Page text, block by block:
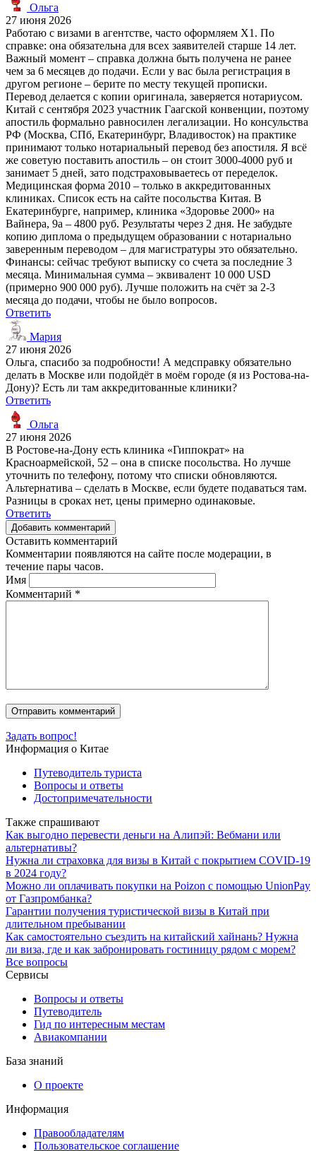
Ольга
27 июня 2026
Работаю с визами в агентстве, часто оформляем X1. По
справке: она обязательна для всех заявителей старше 14 лет.
Важный момент – справка должна быть получена не ранее
чем за 6 месяцев до подачи. Если у вас была регистрация в
другом регионе – берите по месту текущей прописки.
Перевод делается с копии оригинала, заверяется нотариусом.
Китай с сентября 2023 участник Гаагской конвенции, поэтому
апостиль формально равносилен легализации. Но консульства
РФ (Москва, СПб, Екатеринбург, Владивосток) на практике
принимают только нотариальный перевод без апостиля. Я всё
же советую поставить апостиль – он стоит 3000-4000 руб и
занимает 5 дней, зато подстраховываетесь от переделок.
Медицинская форма 2010 – только в аккредитованных
клиниках. Список есть на сайте посольства Китая. В
Екатеринбурге, например, клиника «Здоровье 2000» на
Вайнера, 9а – 4800 руб. Результаты через 2 дня. Не забудьте
копию диплома о предыдущем образовании с нотариально
заверенным переводом – для магистратуры это обязательно.
Финансы: сейчас требуют выписку со счета за последние 3
месяца. Минимальная сумма – эквивалент 10 000 USD
(примерно 900 000 руб). Лучше положить на счёт за 2-3
месяца до подачи, чтобы не было вопросов.
Ответить
Мария
27 июня 2026
Ольга, спасибо за подробности! А медсправку обязательно
делать в Москве или подойдёт в моём городе (я из Ростова-на-
Дону)? Есть ли там аккредитованные клиники?
Ответить
Ольга
27 июня 2026
В Ростове-на-Дону есть клиника «Гиппократ» на
Красноармейской, 52 – она в списке посольства. Но лучше
уточнить по телефону, потому что списки обновляются.
Альтернатива – сделать в Москве, если будете подаваться там.
Разницы в сроках нет, цены примерно одинаковые.
Ответить
Добавить комментарий
Оставить комментарий
Комментарии появляются на сайте после модерации, в
течение пары часов.
Имя
Комментарий *
Задать вопрос!
Информация о Китае
Путеводитель туриста
Вопросы и ответы
Достопримечательности
Также спрашивают
Как выгодно перевести деньги на Алипэй: Вебмани или
альтернативы?
Нужна ли страховка для визы в Китай с покрытием COVID-19
в 2024 году?
Можно ли оплачивать покупки на Poizon с помощью UnionPay
от Газпромбанка?
Гарантии получения туристической визы в Китай при
длительном пребывании
Как самостоятельно съездить на китайский хайнань? Нужна
ли виза, где и как забронировать гостиницу рядом с морем?
Все вопросы
Сервисы
Вопросы и ответы
Путеводитель
Гид по интересным местам
Авиакомпании
База знаний
О проекте
Информация
Правообладателям
Пользовательское соглашение